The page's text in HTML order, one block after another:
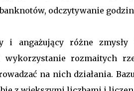
odczytywanie
i angażujący różne zmysły
wykorzystanie rozmaitych
na nich działania.